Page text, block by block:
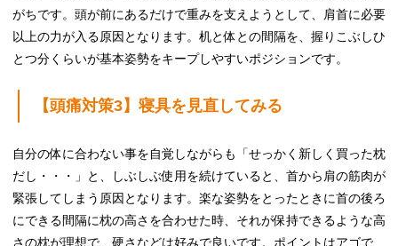
がちです。頭が前にあるだけで重みを支えようとして、肩首に必要
以上の力が入る原因となります。机と体との間隔を、握りこぶしひ
とつ分くらいが基本姿勢をキープしやすいポジションです。
【頭痛対策3】寝具を見直してみる
自分の体に合わない事を自覚しながらも「せっかく新しく買った枕
だし・・・」と、しぶしぶ使用を続けていると、首から肩の筋肉が
緊張してしまう原因となります。楽な姿勢をとったときに首の後ろ
にできる間隔に枕の高さを合わせた時、それが保持できるような高
さの枕が理想で、硬さなどは好みで良いです。ポイントはアゴで